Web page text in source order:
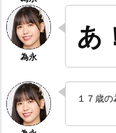
あ
１７歳